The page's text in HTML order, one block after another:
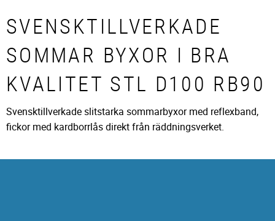
SVENSKTILLVERKADE
SOMMAR BYXOR I BRA
KVALITET STL D100 RB90
Svensktillverkade slitstarka sommarbyxor med reflexband,
fickor med kardborrlås direkt från räddningsverket.